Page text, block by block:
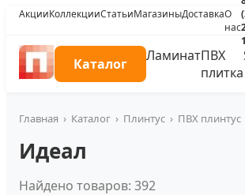
АкцииКоллекцииСтатьиМагазиныДоставкаО
нас
Каталог ЛаминатПВХ
плитка
Главная › Каталог › Плинтус › ПВХ плинтус
Идеал
Найдено товаров: 392